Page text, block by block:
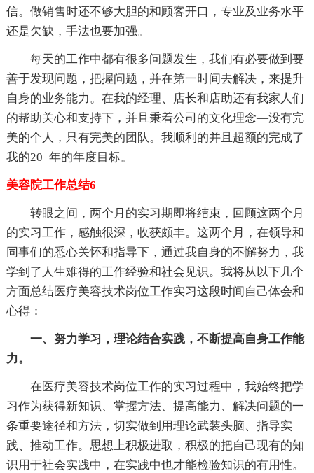
信。做销售时还不够大胆的和顾客开口，专业及业务水平
还是欠缺，手法也要加强。
每天的工作中都有很多问题发生，我们有必要做到要
善于发现问题，把握问题，并在第一时间去解决，来提升
自身的业务能力。在我的经理、店长和店助还有我家人们
的帮助关心和支持下，并且秉着公司的文化理念—没有完
美的个人，只有完美的团队。我顺利的并且超额的完成了
我的20_年的年度目标。
美容院工作总结6
转眼之间，两个月的实习期即将结束，回顾这两个月
的实习工作，感触很深，收获颇丰。这两个月，在领导和
同事们的悉心关怀和指导下，通过我自身的不懈努力，我
学到了人生难得的工作经验和社会见识。我将从以下几个
方面总结医疗美容技术岗位工作实习这段时间自己体会和
心得：
一、努力学习，理论结合实践，不断提高自身工作能
力。
在医疗美容技术岗位工作的实习过程中，我始终把学
习作为获得新知识、掌握方法、提高能力、解决问题的一
条重要途径和方法，切实做到用理论武装头脑、指导实
践、推动工作。思想上积极进取，积极的把自己现有的知
识用于社会实践中，在实践中也才能检验知识的有用性。